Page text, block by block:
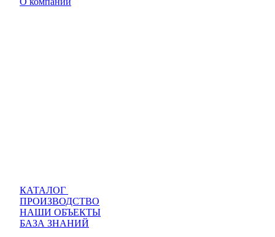
КАТАЛОГ
ПРОИЗВОДСТВО
НАШИ ОБЪЕКТЫ
БАЗА ЗНАНИЙ